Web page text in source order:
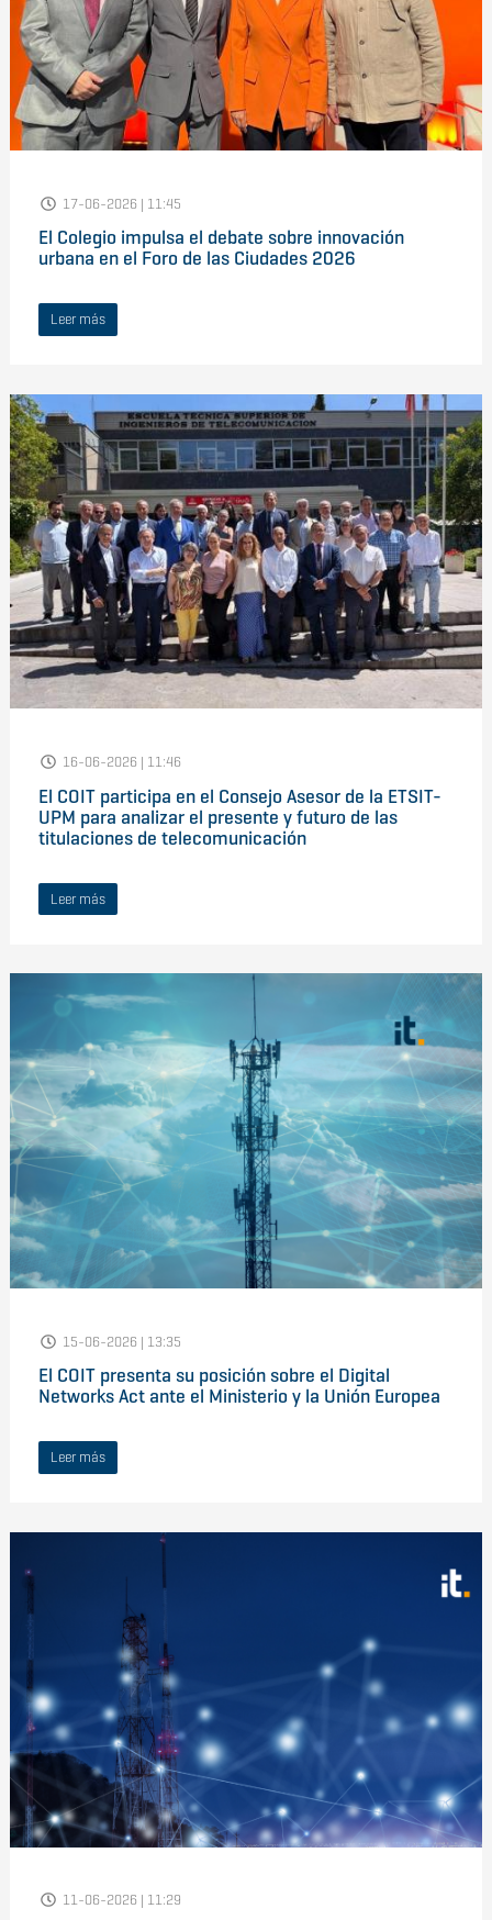
17-06-2026 | 11:45
El Colegio impulsa el debate sobre innovación
urbana en el Foro de las Ciudades 2026
Leer más
16-06-2026 | 11:46
El COIT participa en el Consejo Asesor de la ETSIT-
UPM para analizar el presente y futuro de las
titulaciones de telecomunicación
Leer más
15-06-2026 | 13:35
El COIT presenta su posición sobre el Digital
Networks Act ante el Ministerio y la Unión Europea
Leer más
11-06-2026 | 11:29